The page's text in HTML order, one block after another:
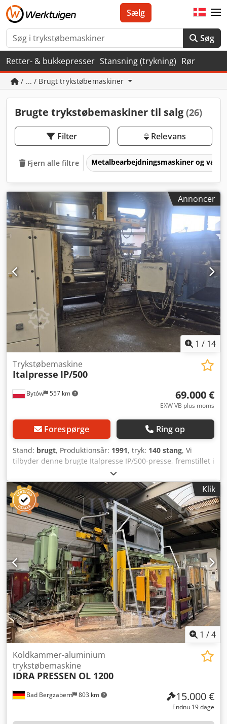
Søg
Sælg
Retter- & bukkepresser Stansning (trykning) Rør
/ ... / Brugt trykstøbemaskiner
Brugte trykstøbemaskiner til salg (26)
Filter Relevans
Fjern alle filtre Metalbearbejdningsmaskiner og
Annoncer
1 / 14
Bytów 557 km
Trykstøbemaskine
Italpresse IP/500
69.000 €
EXW VB plus moms
Forespørge Ring op
Stand: brugt, Produktionsår: 1991, tryk: 140 stang, Vi
tilbyder denne brugte Italpresse IP/500-presse, fremstillet i
1991. Fremstillingsdato: 4/1991 Maskintype: IP/500 Dodpfx
Aszdi Ezjm Rock Serienummer: 1856 Maskinen er udstyret
med en STOTEK DTE 716-smelteovn (reservedele til ovnen),
en Achceson Dag 1000-sprøjte og en Italpresse-
udtagningsenhed. Styringen er udskiftet med en ny S7-
styring, og batterierne er udskiftet. Maskinen er i drift og
anvendes løbende i produktionen. Hvis du har spørgsmål
eller har brug for yderligere oplysninger, er du velkommen
til at sende en besked eller kontakte os telefonisk.
Klik
1 /4
Bad Bergzabern 803 km
Koldkammer-aluminium
trykstøbemaskine
IDRA PRESSEN OL 1200
15.000 €
Endnu 19 dage